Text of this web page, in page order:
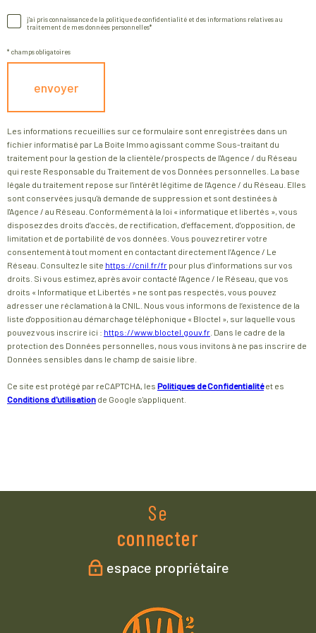
o
s
c
o
r
d
o
n
n
é
e
s
n
e
g
n
e
z
v
o
s
c
o
o
r
d
é
Validation
j'ai pris connaissance de la politique de confidentialité et des informations relatives au
traitement de mes données personnelles*
* champs obligatoires
envoyer
Les informations recueillies sur ce formulaire sont enregistrées dans un
fichier informatisé par La Boite Immo agissant comme Sous-traitant du
traitement pour la gestion de la clientèle/prospects de l'Agence / du Réseau
qui reste Responsable du Traitement de vos Données personnelles. La base
légale du traitement repose sur l'intérêt légitime de l'Agence / du Réseau. Elles
sont conservées jusqu'à demande de suppression et sont destinées à
l'Agence / au Réseau. Conformément à la loi « informatique et libertés », vous
disposez des droits d’accès, de rectification, d’effacement, d’opposition, de
limitation et de portabilité de vos données. Vous pouvez retirer votre
consentement à tout moment en contactant directement l’Agence / Le
Réseau. Consultez le site https://cnil.fr/fr pour plus d’informations sur vos
droits. Si vous estimez, après avoir contacté l'Agence / le Réseau, que vos
droits « Informatique et Libertés » ne sont pas respectés, vous pouvez
adresser une réclamation à la CNIL. Nous vous informons de l’existence de la
liste d'opposition au démarchage téléphonique « Bloctel », sur laquelle vous
pouvez vous inscrire ici : https://www.bloctel.gouv.fr . Dans le cadre de la
protection des Données personnelles, nous vous invitons à ne pas inscrire de
Données sensibles dans le champ de saisie libre.
Ce site est protégé par reCAPTCHA, les Politiques de Confidentialitéet es
Conditions d'utilisation de Google s'appliquent.
Se
connecter
espace propriétaire